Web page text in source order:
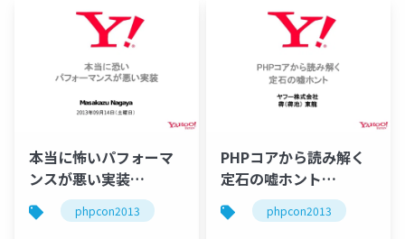
本当に怖いパフォーマ
ンスが悪い実装
#phpcon2013
phpcon2013
PHPコアから読み解く
定石の嘘ホント
#phpcon2013
phpcon2013